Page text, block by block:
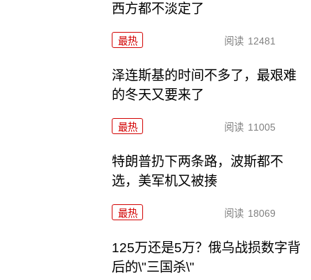
西方都不淡定了
最热 阅读 12481
泽连斯基的时间不多了，最艰难
的冬天又要来了
最热 阅读 11005
特朗普扔下两条路，波斯都不
选，美军机又被揍
最热 阅读 18069
125万还是5万？俄乌战损数字背
后的\"三国杀\"